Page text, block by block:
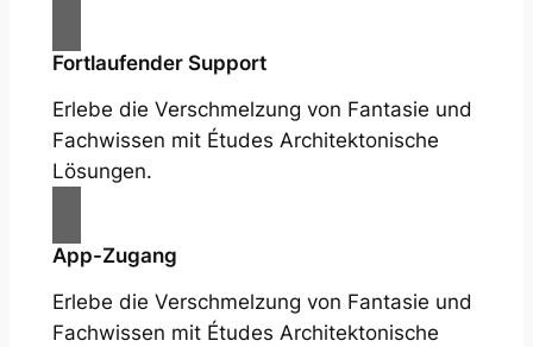
Fortlaufender Support
Erlebe die Verschmelzung von Fantasie und
Fachwissen mit Études Architektonische
Lösungen.
App-Zugang
Erlebe die Verschmelzung von Fantasie und
Fachwissen mit Études Architektonische